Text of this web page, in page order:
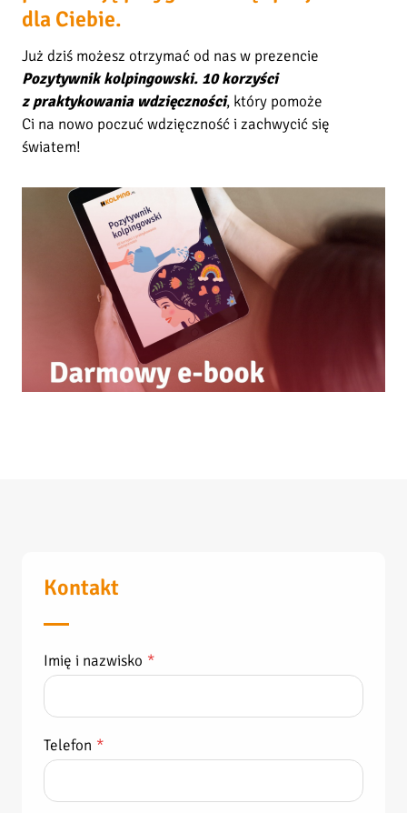
dla Ciebie.
Już dziś możesz otrzymać od nas w prezencie
Pozytywnik kolpingowski. 10 korzyści
z praktykowania wdzięczności, który pomoże
Ci na nowo poczuć wdzięczność i zachwycić się
światem!
Kontakt
Imię i nazwisko *
Telefon *